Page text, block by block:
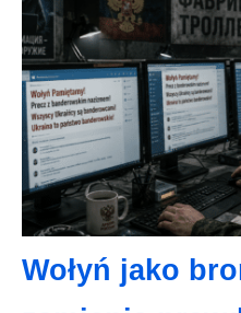
Wołyń jako